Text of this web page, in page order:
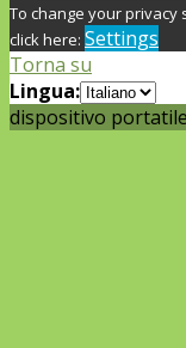
To change your privacy
click here: Settings
Torna su
Lingua:
dispositivo portatile